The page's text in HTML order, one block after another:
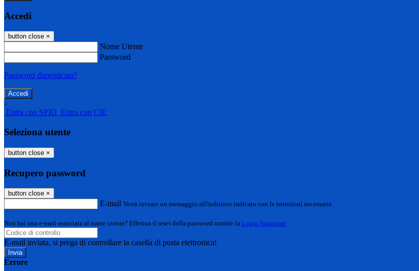
Accedi
button close ×
Nome Utente
Password
Password dimenticata?
-
Entra con SPID Entra con CIE
Seleziona utente
button close ×
Recupero password
button close ×
E-mail Verrà inviato un messaggio all'indirizzo indicato con le istruzioni necessarie.
Non hai una e-mail associata al nome utente? Effettua il reset della password tramite la Login Spaggiari
E-mail inviata, si prega di controllare la casella di posta elettronica!
Errore